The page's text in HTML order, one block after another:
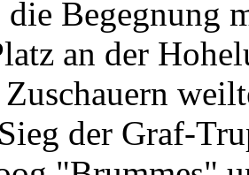
die Begegnung
an der
der Graf-